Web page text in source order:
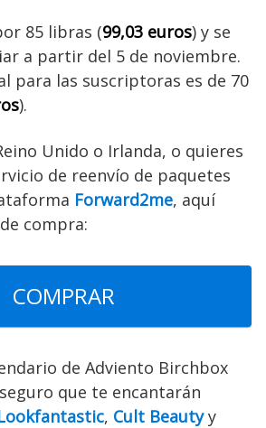
85 libras (99,03 euros) y se
a partir del 5 de noviembre.
para las suscriptoras es de 70
).
Unido o Irlanda, o quieres
de reenvío de paquetes
Forward2me, aquí
compra:
COMPRAR
de Adviento Birchbox
que te encantarán
, Cult Beautyy